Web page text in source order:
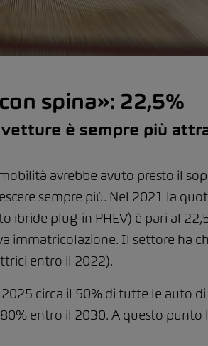
spina»: 22,5%
è sempre più
avrebbe avuto presto il
sempre più. Nel 2021 la
plug-in PHEV) è pari al
immatricolazione. Il settore ha
entro il 2022).
circa il 50% di tutte le auto
entro il 2030. A questo